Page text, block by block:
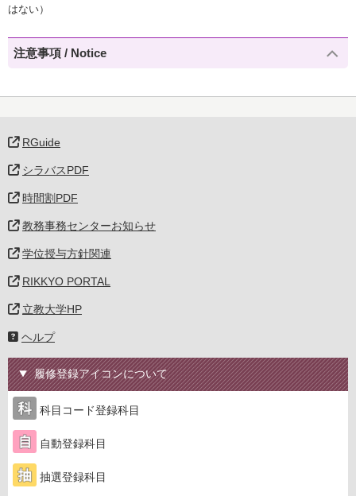
はない）
注意事項 / Notice
RGuide
シラバスPDF
時間割PDF
教務事務センターお知らせ
学位授与方針関連
RIKKYO PORTAL
立教大学HP
ヘルプ
履修登録アイコンについて
科目コード登録科目
自動登録科目
抽選登録科目